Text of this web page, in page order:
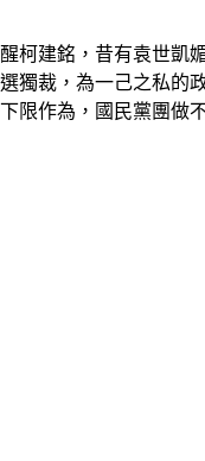
柯建銘，昔有袁世凱
獨裁，為一己之私的
限作為，國民黨團做